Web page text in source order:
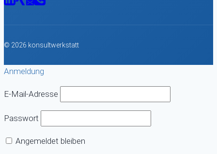
© 2026 konsultwerkstatt
Anmeldung
E-Mail-Adresse
Passwort
Angemeldet bleiben